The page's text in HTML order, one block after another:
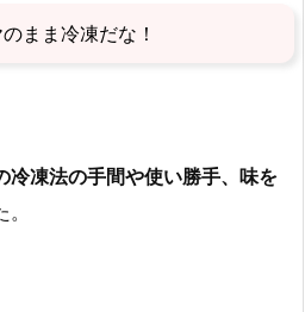
まま冷凍だな！
冷凍法の手間や使い勝手、味を